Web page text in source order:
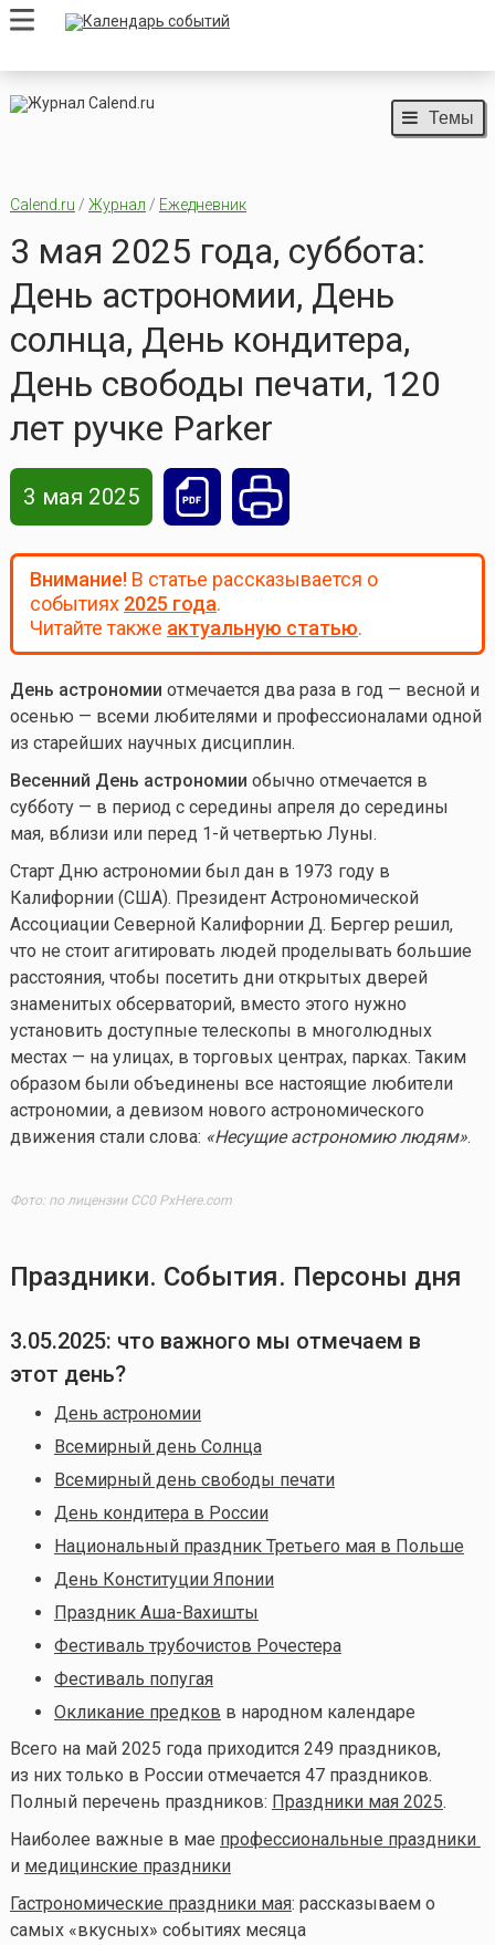
Темы
Calend.ru / Журнал / Ежедневник
3 мая 2025 года, суббота:
День астрономии, День
солнца, День кондитера,
День свободы печати, 120
лет ручке Parker
3 мая 2025
Внимание!В статье рассказывается о
событиях 2025 года.
Читайте также актуальную статью.
День астрономии отмечается два раза в год — весной и
осенью — всеми любителями и профессионалами одной
из старейших научных дисциплин.
Весенний День астрономии обычно отмечается в
субботу — в период с середины апреля до середины
мая, вблизи или перед 1-й четвертью Луны.
Старт Дню астрономии был дан в 1973 году в
Калифорнии (США). Президент Астрономической
Ассоциации Северной Калифорнии Д. Бергер решил,
что не стоит агитировать людей проделывать большие
расстояния, чтобы посетить дни открытых дверей
знаменитых обсерваторий, вместо этого нужно
установить доступные телескопы в многолюдных
местах — на улицах, в торговых центрах, парках. Таким
образом были объединены все настоящие любители
астрономии, а девизом нового астрономического
движения стали слова: «Несущие астрономию людям».
Фото: по лицензии CC0 PxHere.com
Праздники. События. Персоны дня
3.05.2025: что важного мы отмечаем в
этот день?
День астрономии
Всемирный день Солнца
Всемирный день свободы печати
День кондитера в России
Национальный праздник Третьего мая в Польше
День Конституции Японии
Праздник Аша-Вахишты
Фестиваль трубочистов Рочестера
Фестиваль попугая
Окликание предков в народном календаре
Всего на май 2025 года приходится 249 праздников,
из них только в России отмечается 47 праздников.
Полный перечень праздников: Праздники мая 2025.
Наиболее важные в мае профессиональные праздники
и медицинские праздники
Гастрономические праздники мая: рассказываем о
самых «вкусных» событиях месяца